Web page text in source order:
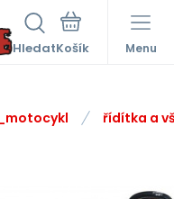
Hledat Menu
řídítka a